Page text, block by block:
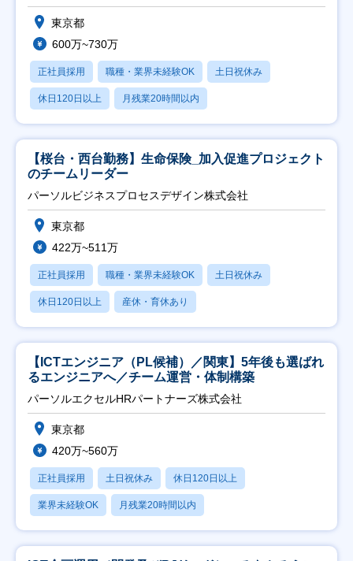
東京都
600万~730万
正社員採用 職種・業界未経験OK 土日祝休み
休日120日以上 月残業20時間以内
【桜台・西台勤務】生命保険_加入促進プロジェクト
のチームリーダー
パーソルビジネスプロセスデザイン株式会社
東京都
422万~511万
正社員採用 職種・業界未経験OK 土日祝休み
休日120日以上 産休・育休あり
【ICTエンジニア（PL候補）／関東】5年後も選ばれ
るエンジニアへ／チーム運営・体制構築
パーソルエクセルHRパートナーズ株式会社
東京都
420万~560万
正社員採用 土日祝休み 休日120日以上
業界未経験OK 月残業20時間以内